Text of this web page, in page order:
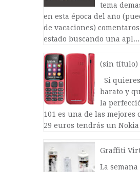
tema
en esta época del año
de vacaciones)
estado buscando una apl...
(sin título)
Si
barato y
la
101 es una de las mejores
29 euros tendrás un Nokia
Graffiti
La semana